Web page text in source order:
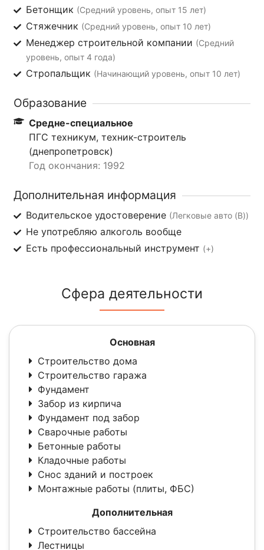
Бетонщик (Средний уровень, опыт 15 лет)
Стяжечник (Средний уровень, опыт 10 лет)
Менеджер строительной компании (Средний
уровень, опыт 4 года)
Стропальщик (Начинающий уровень, опыт 10 лет)
Образование
Средне-специальное
ПГС техникум, техник-строитель
(днепропетровск)
Год окончания: 1992
Дополнительная информация
Водительское удостоверение (Легковые авто (B))
Не употребляю алкоголь вообще
Есть профессиональный инструмент (+)
Сфера деятельности
Основная
Строительство дома
Строительство гаража
Фундамент
Забор из кирпича
Фундамент под забор
Сварочные работы
Бетонные работы
Кладочные работы
Снос зданий и построек
Монтажные работы (плиты, ФБС)
Дополнительная
Строительство бассейна
Лестницы